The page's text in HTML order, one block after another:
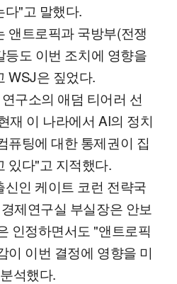
다"고 말했다.
앤트로픽과 국방부(전쟁
등도 이번 조치에 영향을
WSJ은 짚었다.
구소의 애덤 티어러 선
재 이 나라에서 AI의 정치
퓨팅에 대한 통제권이 집
있다"고 지적했다.
인 케이트 코런 전략국
제연구실 부실장은 안보
인정하면서도 "앤트로픽
이 이번 결정에 영향을 미
석했다.